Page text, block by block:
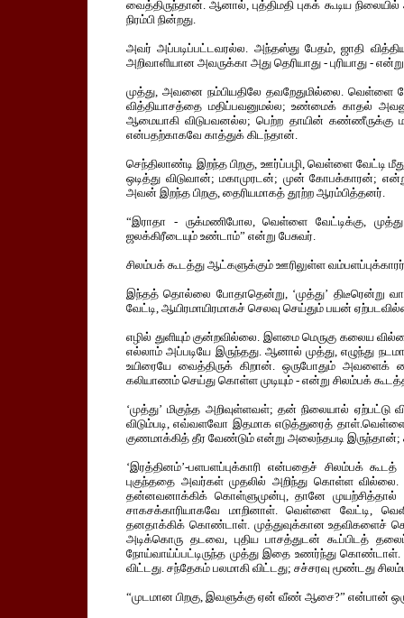
வைத்திருந்தான். ஆனால், புத்திமதி புகக் கூடிய
நிரம்பி நின்றது.
அவர் அப்படிப்பட்டவரல்ல. அந்தஸ்து பேதம், ஜாதி
அறிவாளியான அவருக்கா அது தெரியாது - புரியாது -
முத்து, அவனை நம்பியதிலே தவறேதுமில்லை. வெள்ளை
வித்தியாசத்தை மதிப்பவனுமல்ல; உண்மைக் காதல்
ஆமையாகி விடுபவனல்ல; பெற்ற தாயின்
என்பதற்காகவே காத்துக் கிடந்தான்.
செந்திலாண்டி இறந்த பிறகு, ஊர்ப்பழி, வெள்ளை வேட்டி
ஒடித்து விடுவான்; மகாமுரடன்; முன் கோபக்காரன்;
அவன் இறந்த பிறகு, தைரியமாகத் தூற்ற ஆரம்பித்தனர்.
“இராதா - ருக்மணிபோல, வெள்ளை வேட்டிக்கு,
ஜலக்கிரீடையும் உண்டாம்” என்று பேசுவர்.
சிலம்பக் கூடத்து ஆட்களுக்கும் ஊரிலுள்ள
இந்தத் தொல்லை போதாதென்று, ‘முத்து’ திடீரென்று
வேட்டி, ஆயிரமாயிரமாகச் செலவு செய்தும் பயன்
எழில் துளியும் குன்றவில்லை. இளமை மெருகு கலைய
எல்லாம் அப்படியே இருந்தது. ஆனால் முத்து, எழுந்து
உயிரையே வைத்திருக் கிறான். ஒருபோதும்
கலியாணம் செய்து கொள்ள முடியும் - என்று சிலம்பக்
‘முத்து’ மிகுந்த அறிவுள்ளவள்; தன் நிலையால்
விடும்படி, எவ்வளவோ இதமாக எடுத்துரைத் தாள்.வெள்ளை
குணமாக்கித் தீர வேண்டும் என்று அலைந்தபடி இருந்தான்;
‘இரத்தினம்’-பளபளப்புக்காரி என்பதைச் சிலம்பக்
புகுந்ததை அவர்கள் முதலில் அறிந்து கொள்ள
தன்னவனாக்கிக் கொள்ளுமுன்பு, தானே
சாகசக்காரியாகவே மாறினாள். வெள்ளை வேட்டி,
தனதாக்கிக் கொண்டாள். முத்துவுக்கான உதவிகளைச்
அடிக்கொரு தடவை, புதிய பாசத்துடன்
நோய்வாய்ப்பட்டிருந்த முத்து இதை உணர்ந்து
விட்டது. சந்தேகம் பலமாகி விட்டது; சச்சரவு மூண்டது
“முடமான பிறகு, இவளுக்கு ஏன் வீண் ஆசை?” என்பான்